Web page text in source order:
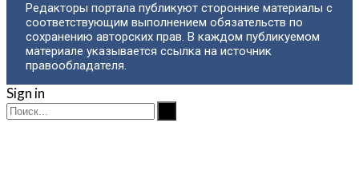
Редакторы портала публикуют сторонние материалы с
соответствующим выполнением обязательств по
сохранению авторских прав. В каждом публикуемом
материале указывается ссылка на источник
правообладателя.
Sign in